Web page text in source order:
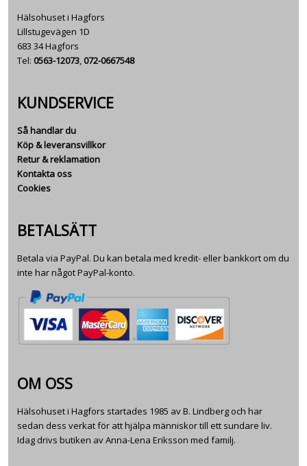
Hälsohuset i Hagfors
Lillstugevägen 1D
683 34 Hagfors
Tel: 0563-12073,072-0667548
KUNDSERVICE
Så handlar du
Köp & leveransvillkor
Retur & reklamation
Kontakta oss
Cookies
BETALSÄTT
Betala via PayPal. Du kan betala med kredit- eller bankkort om du
inte har något PayPal-konto.
OM OSS
Hälsohuset i Hagfors startades 1985 av B. Lindberg och har
sedan dess verkat för att hjälpa människor till ett sundare liv.
Idag drivs butiken av Anna-Lena Eriksson med familj.